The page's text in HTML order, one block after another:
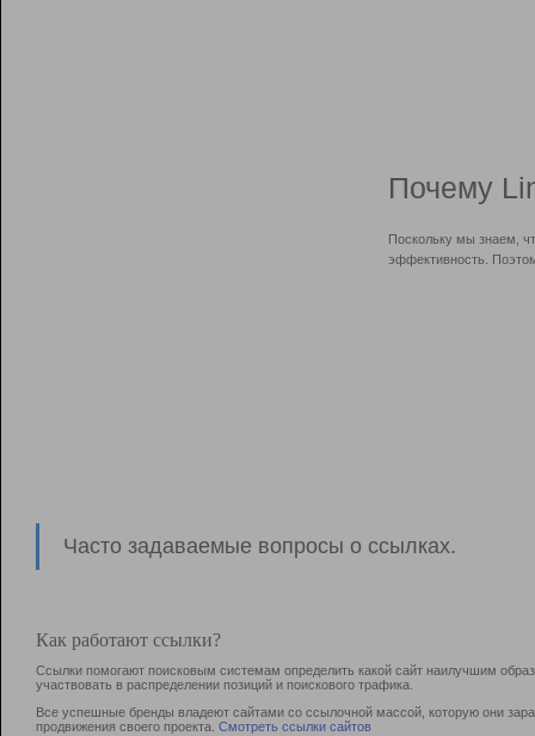
Почему
Поскольку мы знаем,
эффективность.
Часто задаваемые вопросы о ссылках.
Как работают ссылки?
Ссылки помогают поисковым системам определить какой сайт наилучшим
участвовать в раcпределении позиций и поискового трафика.
Все успешные бренды владеют сайтами со ссылочной массой, которую они
продвижения своего проекта. Смотреть ссылки сайтов